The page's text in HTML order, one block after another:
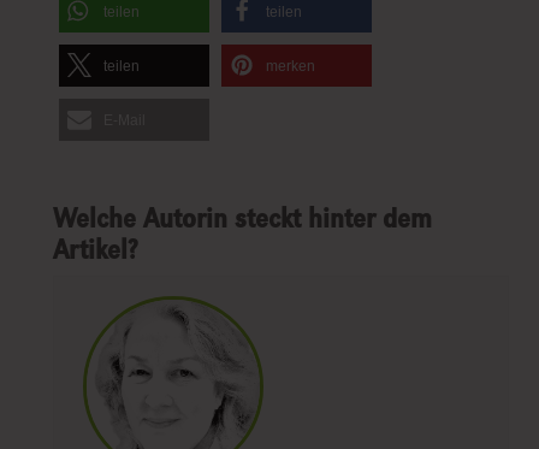
teilen teilen
teilen merken
Welche Autorin steckt hinter dem
Artikel?